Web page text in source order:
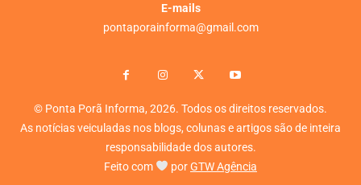
E-mails
pontaporainforma@gmail.com
© Ponta Porã Informa, 2026. Todos os direitos reservados.
As notícias veiculadas nos blogs, colunas e artigos são de inteira
responsabilidade dos autores.
Feito com
porGTW Agência